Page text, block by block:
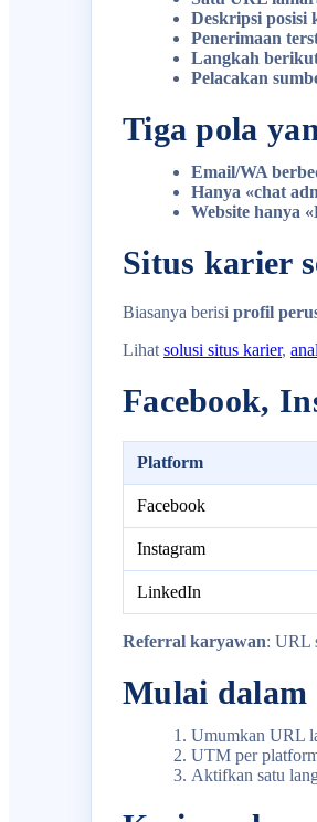
Deskripsi posisi
Penerimaan
Langkah
Pelacakan
Tiga pola
Email/WA
Hanya «chat
Website hanya
Situs karier
Biasanya berisi profil
Lihat solusi situs karier,
Facebook,
Platform
Facebook
Instagram
LinkedIn
Referral karyawan: URL
Mulai dalam
Umumkan URL
UTM per
Aktifkan satu